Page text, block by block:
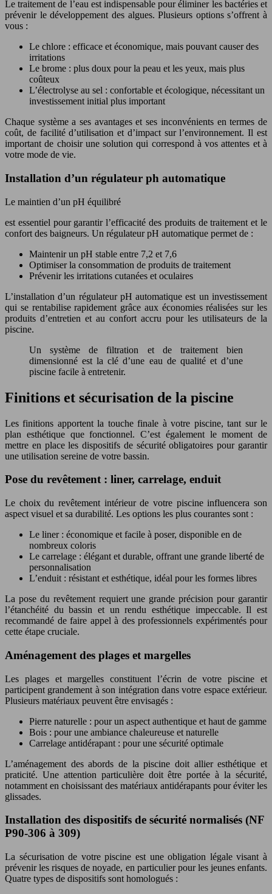
Le traitement de l’eau est indispensable pour éliminer les bactéries et
prévenir le développement des algues. Plusieurs options s’offrent à
vous :
Le chlore : efficace et économique, mais pouvant causer des
irritations
Le brome : plus doux pour la peau et les yeux, mais plus
coûteux
L’électrolyse au sel : confortable et écologique, nécessitant un
investissement initial plus important
Chaque système a ses avantages et ses inconvénients en termes de
coût, de facilité d’utilisation et d’impact sur l’environnement. Il est
important de choisir une solution qui correspond à vos attentes et à
votre mode de vie.
Installation d’un régulateur ph automatique
Le maintien d’un pH équilibré
est essentiel pour garantir l’efficacité des produits de traitement et le
confort des baigneurs. Un régulateur pH automatique permet de :
Maintenir un pH stable entre 7,2 et 7,6
Optimiser la consommation de produits de traitement
Prévenir les irritations cutanées et oculaires
L’installation d’un régulateur pH automatique est un investissement
qui se rentabilise rapidement grâce aux économies réalisées sur les
produits d’entretien et au confort accru pour les utilisateurs de la
piscine.
Un système de filtration et de traitement bien
dimensionné est la clé d’une eau de qualité et d’une
piscine facile à entretenir.
Finitions et sécurisation de la piscine
Les finitions apportent la touche finale à votre piscine, tant sur le
plan esthétique que fonctionnel. C’est également le moment de
mettre en place les dispositifs de sécurité obligatoires pour garantir
une utilisation sereine de votre bassin.
Pose du revêtement : liner, carrelage, enduit
Le choix du revêtement intérieur de votre piscine influencera son
aspect visuel et sa durabilité. Les options les plus courantes sont :
Le liner : économique et facile à poser, disponible en de
nombreux coloris
Le carrelage : élégant et durable, offrant une grande liberté de
personnalisation
L’enduit : résistant et esthétique, idéal pour les formes libres
La pose du revêtement requiert une grande précision pour garantir
l’étanchéité du bassin et un rendu esthétique impeccable. Il est
recommandé de faire appel à des professionnels expérimentés pour
cette étape cruciale.
Aménagement des plages et margelles
Les plages et margelles constituent l’écrin de votre piscine et
participent grandement à son intégration dans votre espace extérieur.
Plusieurs matériaux peuvent être envisagés :
Pierre naturelle : pour un aspect authentique et haut de gamme
Bois : pour une ambiance chaleureuse et naturelle
Carrelage antidérapant : pour une sécurité optimale
L’aménagement des abords de la piscine doit allier esthétique et
praticité. Une attention particulière doit être portée à la sécurité,
notamment en choisissant des matériaux antidérapants pour éviter les
glissades.
Installation des dispositifs de sécurité normalisés (NF
P90-306 à 309)
La sécurisation de votre piscine est une obligation légale visant à
prévenir les risques de noyade, en particulier pour les jeunes enfants.
Quatre types de dispositifs sont homologués :